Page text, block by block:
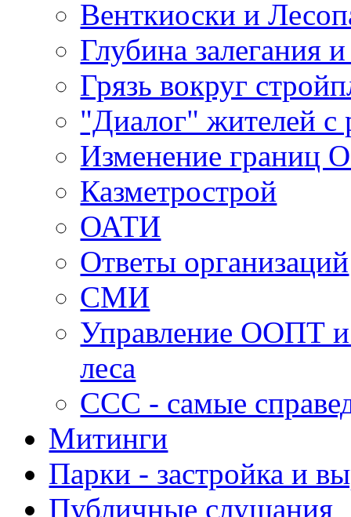
Венткиоски и
Глубина залегания
Грязь вокруг
"Диалог" жителей с
Изменение границ
Казметрострой
ОАТИ
Ответы организаций
СМИ
Управление ООПТ и
леса
ССС - самые
Митинги
Парки - застройка и
Публичные слушания